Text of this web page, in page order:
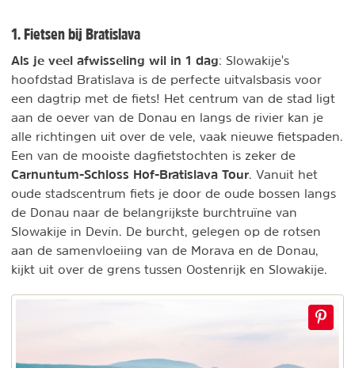
1. Fietsen bij Bratislava
Als je veel afwisseling wil in 1 dag: Slowakije's
hoofdstad Bratislava is de perfecte uitvalsbasis voor
een dagtrip met de fiets! Het centrum van de stad ligt
aan de oever van de Donau en langs de rivier kan je
alle richtingen uit over de vele, vaak nieuwe fietspaden.
Een van de mooiste dagfietstochten is zeker de
Carnuntum-Schloss Hof-Bratislava Tour. Vanuit het
oude stadscentrum fiets je door de oude bossen langs
de Donau naar de belangrijkste burchtruïne van
Slowakije in Devín. De burcht, gelegen op de rotsen
aan de samenvloeiing van de Morava en de Donau,
kijkt uit over de grens tussen Oostenrijk en Slowakije.